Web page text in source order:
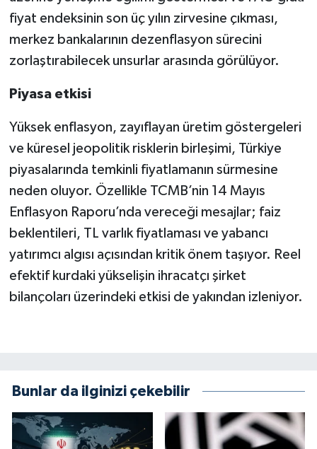
fiyat endeksinin son üç yılın zirvesine çıkması,
merkez bankalarının dezenflasyon sürecini
zorlaştırabilecek unsurlar arasında görülüyor.
Piyasa etkisi
Yüksek enflasyon, zayıflayan üretim göstergeleri
ve küresel jeopolitik risklerin birleşimi, Türkiye
piyasalarında temkinli fiyatlamanın sürmesine
neden oluyor. Özellikle TCMB’nin 14 Mayıs
Enflasyon Raporu’nda vereceği mesajlar; faiz
beklentileri, TL varlık fiyatlaması ve yabancı
yatırımcı algısı açısından kritik önem taşıyor. Reel
efektif kurdaki yükselişin ihracatçı şirket
bilançoları üzerindeki etkisi de yakından izleniyor.
Bunlar da ilginizi çekebilir